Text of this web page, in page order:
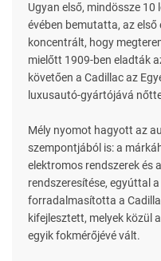
Ugyan első, mindössze
évében bemutatta, az első
koncentrált, hogy
mielőtt 1909-ben eladták
követően a Cadillac az
luxusautó-gyártójává
Mély nyomot hagyott az
szempontjából is: a
elektromos rendszerek és
rendszeresítése, egyúttal
forradalmasította a
kifejlesztett, melyek közül
egyik fokmérőjévé vált.